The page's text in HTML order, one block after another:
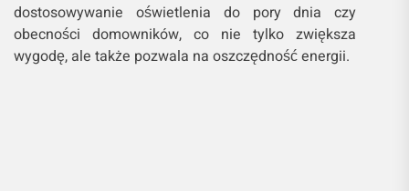
dostosowywanie oświetlenia do pory dnia czy
obecności domowników, co nie tylko zwiększa
wygodę, ale także pozwala na oszczędność energii.